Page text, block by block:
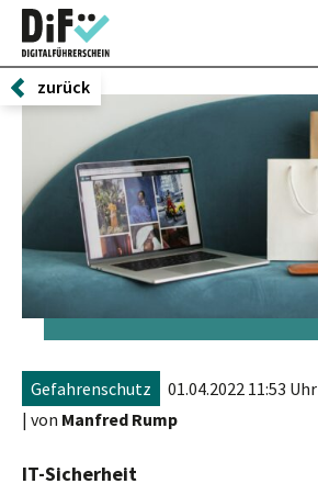
zurück
Gefahrenschutz
01.04.2022 11:53 Uhr
| von Manfred Rump
IT-Sicherheit